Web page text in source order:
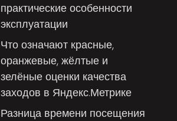
практические особенности
эксплуатации
Что означают красные,
оранжевые, жёлтые и
зелёные оценки качества
заходов в Яндекс.Метрике
Разница времени посещения